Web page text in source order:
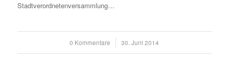
Stadtverordnetenversammlung…
0 Kommentare
/ 30. Juni 2014